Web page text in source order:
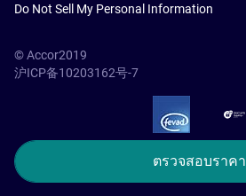
ตรวจสอบราคา
Do Not Sell My Personal Information
© Accor2019
沪ICP备10203162号-7